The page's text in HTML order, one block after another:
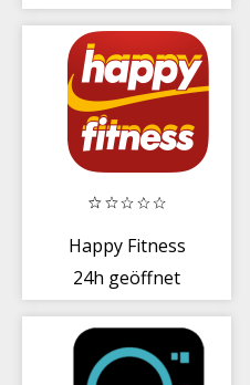
Happy Fitness
24h geöffnet